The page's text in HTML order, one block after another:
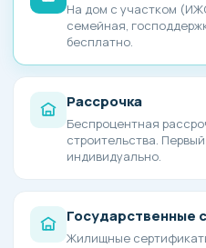
На дом с участком
семейная,
бесплатно.
Рассрочка
Беспроцентная
строительства.
индивидуально.
Государственные
Жилищные